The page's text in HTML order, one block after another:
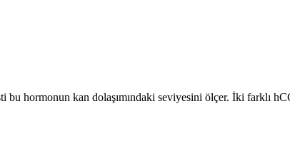
hormonun kan dolaşımındaki seviyesini ölçer. İki farklı